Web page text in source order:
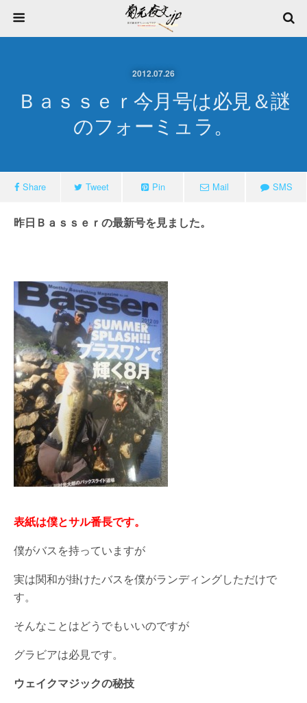
2012.07.26
Ｂａｓｓｅｒ今月号は必見＆謎
のフォーミュラ。
Share Tweet Pin Mail SMS
昨日Ｂａｓｓｅｒの最新号を見ました。
表紙は僕とサル番長です。
僕がバスを持っていますが
実は関和が掛けたバスを僕がランディングしただけで
す。
そんなことはどうでもいいのですが
グラビアは必見です。
ウェイクマジックの秘技